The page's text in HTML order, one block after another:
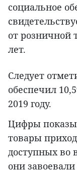
социальное
от розничной
лет.
Следует
обеспечил
2019 году.
Цифры
товары
доступных во
они